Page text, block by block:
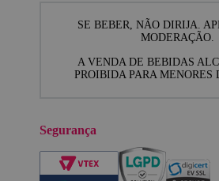
SE BEBER, NÃO DIRIJA.
MODERAÇÃO.
A VENDA DE BEBIDAS
PROIBIDA PARA MENORES
Segurança